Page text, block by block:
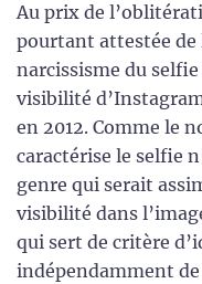
Au prix de
pourtant attestée de
narcissisme du
visibilité
en 2012. Comme le
caractérise le selfie
genre qui serait
visibilité dans
qui sert de critère
indépendamment